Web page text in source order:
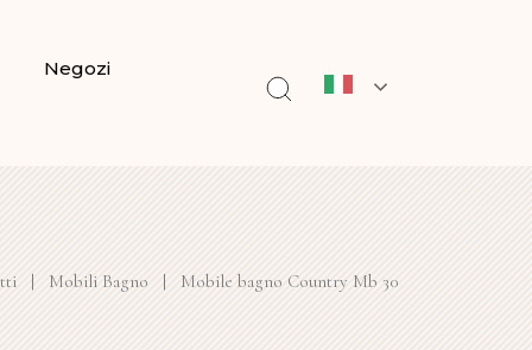
Negozi
| Mobili Bagno | Mobile bagno Country Mb 30